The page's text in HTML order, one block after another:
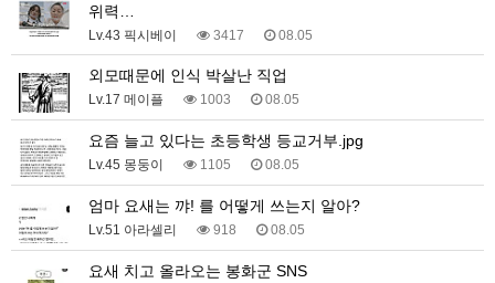
위력…
Lv.43 픽시베이 3417 08.05
외모때문에 인식 박살난 직업
Lv.17 메이플 1003 08.05
요즘 늘고 있다는 초등학생 등교거부.jpg
Lv.45 몽둥이 1105 08.05
엄마 요새는 꺄! 를 어떻게 쓰는지 알아?
Lv.51 아라셀리 918 08.05
요새 치고 올라오는 봉화군 SNS